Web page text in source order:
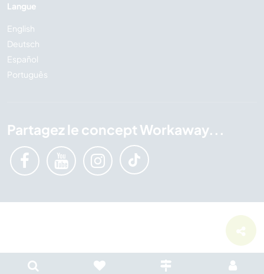
Langue
English
Deutsch
Español
Português
Partagez le concept Workaway...